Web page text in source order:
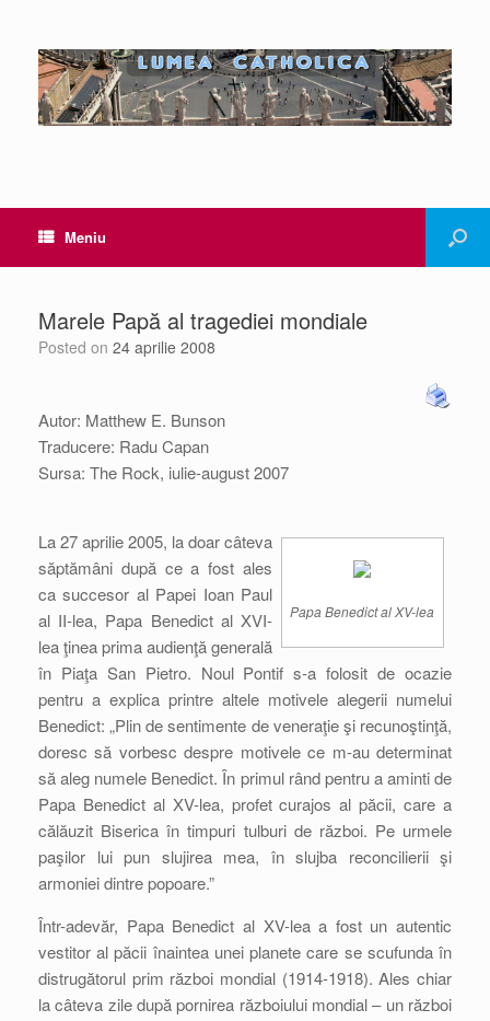
Meniu
Marele Papă al tragediei mondiale
Posted on 24 aprilie 2008
Autor: Matthew E. Bunson
Traducere: Radu Capan
Sursa: The Rock, iulie-august 2007
Papa Benedict al XV-lea
La 27 aprilie 2005, la doar câteva
săptămâni după ce a fost ales
ca succesor al Papei Ioan Paul
al II-lea, Papa Benedict al XVI-
lea ţinea prima audienţă generală
în Piaţa San Pietro. Noul Pontif s-a folosit de ocazie
pentru a explica printre altele motivele alegerii numelui
Benedict: „Plin de sentimente de veneraţie şi recunoştinţă,
doresc să vorbesc despre motivele ce m-au determinat
să aleg numele Benedict. În primul rând pentru a aminti de
Papa Benedict al XV-lea, profet curajos al păcii, care a
călăuzit Biserica în timpuri tulburi de război. Pe urmele
paşilor lui pun slujirea mea, în slujba reconcilierii şi
armoniei dintre popoare.”
Într-adevăr, Papa Benedict al XV-lea a fost un autentic
vestitor al păcii înaintea unei planete care se scufunda în
distrugătorul prim război mondial (1914-1918). Ales chiar
la câteva zile după pornirea războiului mondial – un război